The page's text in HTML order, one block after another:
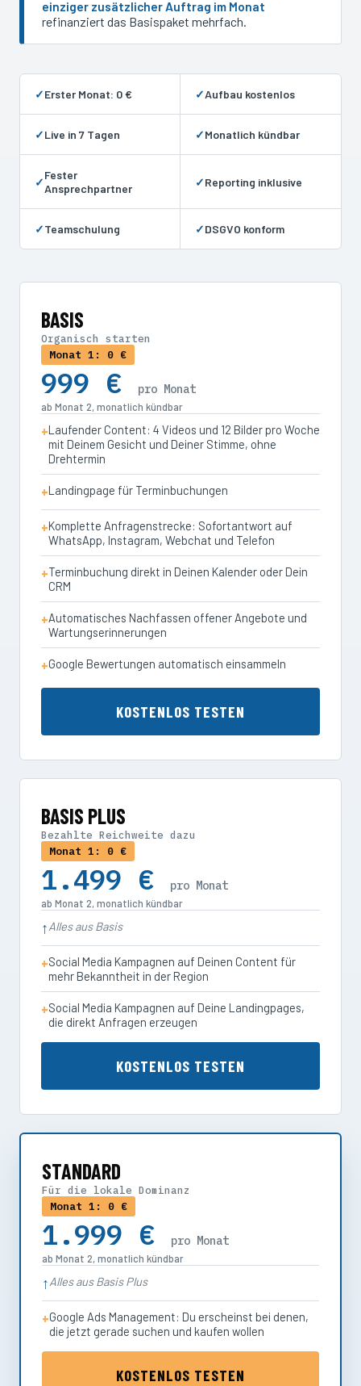
einziger zusätzlicher Auftrag im Monat
refinanziert das Basispaket mehrfach.
✓Erster Monat: 0 € ✓Aufbau kostenlos
✓Live in 7 Tagen ✓Monatlich kündbar
✓Fester
Ansprechpartner
✓Reporting inklusive
✓Teamschulung ✓DSGVO konform
BASIS
Organisch starten
Monat 1: 0 €
999 € pro Monat
ab Monat 2, monatlich kündbar
Laufender Content: 4 Videos und 12 Bilder pro Woche
mit Deinem Gesicht und Deiner Stimme, ohne
Drehtermin
Landingpage für Terminbuchungen
Komplette Anfragenstrecke: Sofortantwort auf
WhatsApp, Instagram, Webchat und Telefon
Terminbuchung direkt in Deinen Kalender oder Dein
CRM
Automatisches Nachfassen offener Angebote und
Wartungserinnerungen
Google Bewertungen automatisch einsammeln
KOSTENLOS TESTEN
BASIS PLUS
Bezahlte Reichweite dazu
Monat 1: 0 €
1.499 € pro Monat
ab Monat 2, monatlich kündbar
Alles aus Basis
Social Media Kampagnen auf Deinen Content für
mehr Bekanntheit in der Region
Social Media Kampagnen auf Deine Landingpages,
die direkt Anfragen erzeugen
KOSTENLOS TESTEN
STANDARD
Für die lokale Dominanz
Monat 1: 0 €
1.999 € pro Monat
ab Monat 2, monatlich kündbar
Alles aus Basis Plus
Google Ads Management: Du erscheinst bei denen,
die jetzt gerade suchen und kaufen wollen
KOSTENLOS TESTEN